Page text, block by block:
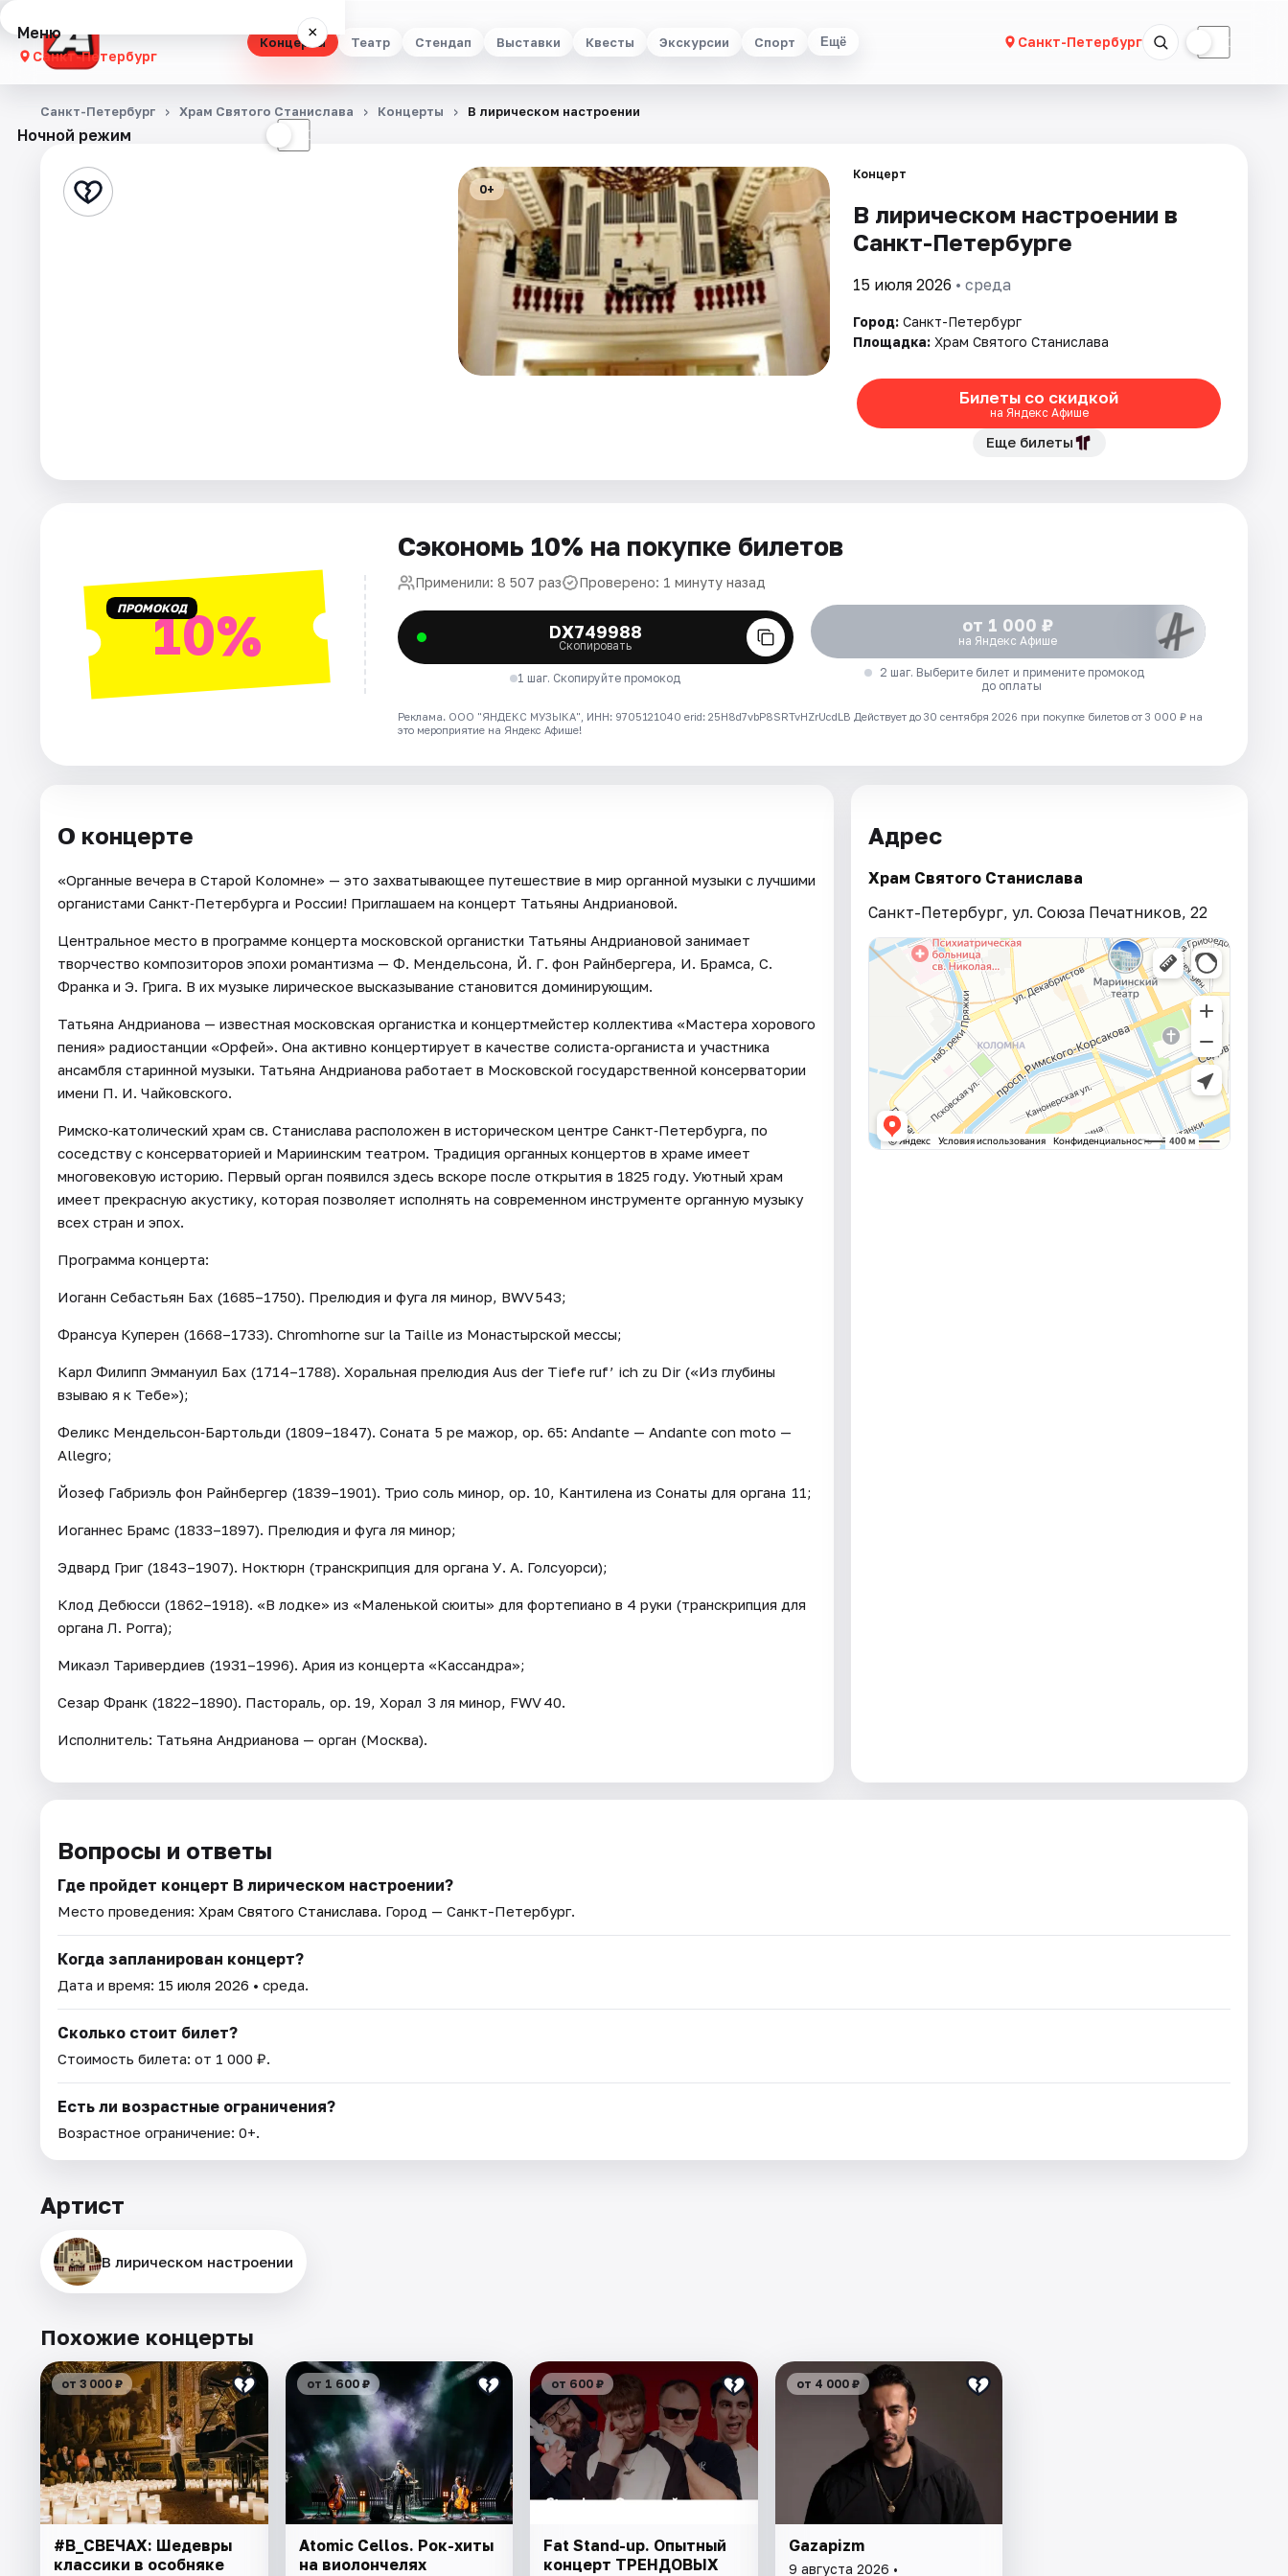
Концерты Театр Стендап Выставки Квесты Экскурсии Спорт Ещё Санкт-Петербург ☾
Меню ×
Санкт-Петербург
Концерты
Стендап
Города
Рейтинги
Ночной режим ☾
Санкт-Петербург Храм Святого Станислава Концерты В лирическом настроении
0+
Концерт
В лирическом настроении в
Санкт-Петербурге
15 июля 2026 • среда
Город: Санкт-Петербург
Площадка: Храм Святого Станислава
Билеты со скидкой
на Яндекс Афише
Еще билеты
ПРОМОКОД10%
Сэкономь 10% на покупке билетов
Применили: 8 507 раз Проверено: 1 минуту назад
DX749988
Скопировать
1 шаг. Скопируйте промокод
от 1 000 ₽
на Яндекс Афише
2 шаг. Выберите билет и примените промокод
до оплаты
Реклама. ООО "ЯНДЕКС МУЗЫКА", ИНН: 9705121040 erid: 25H8d7vbP8SRTvHZrUcdLB Действует до 30 сентября 2026 при покупке билетов от 3 000 ₽ на
это мероприятие на Яндекс Афише!
О концерте
«Органные вечера в Старой Коломне» — это захватывающее путешествие в мир органной музыки с лучшими
органистами Санкт‑Петербурга и России! Приглашаем на концерт Татьяны Андриановой.
Центральное место в программе концерта московской органистки Татьяны Андриановой занимает
творчество композиторов эпохи романтизма — Ф. Мендельсона, Й. Г. фон Райнбергера, И. Брамса, С.
Франка и Э. Грига. В их музыке лирическое высказывание становится доминирующим.
Татьяна Андрианова — известная московская органистка и концертмейстер коллектива «Мастера хорового
пения» радиостанции «Орфей». Она активно концертирует в качестве солиста‑органиста и участника
ансамбля старинной музыки. Татьяна Андрианова работает в Московской государственной консерватории
имени П. И. Чайковского.
Римско‑католический храм св. Станислава расположен в историческом центре Санкт‑Петербурга, по
соседству с консерваторией и Мариинским театром. Традиция органных концертов в храме имеет
многовековую историю. Первый орган появился здесь вскоре после открытия в 1825 году. Уютный храм
имеет прекрасную акустику, которая позволяет исполнять на современном инструменте органную музыку
всех стран и эпох.
Программа концерта:
Иоганн Себастьян Бах (1685–1750). Прелюдия и фуга ля минор, BWV 543;
Франсуа Куперен (1668–1733). Chromhorne sur la Taille из Монастырской мессы;
Карл Филипп Эммануил Бах (1714–1788). Хоральная прелюдия Aus der Tiefe ruf’ ich zu Dir («Из глубины
взываю я к Тебе»);
Феликс Мендельсон‑Бартольди (1809–1847). Соната 5 ре мажор, ор. 65: Andante — Andante con moto —
Allegro;
Йозеф Габриэль фон Райнбергер (1839–1901). Трио соль минор, op. 10, Кантилена из Сонаты для органа 11;
Иоганнес Брамс (1833–1897). Прелюдия и фуга ля минор;
Эдвард Григ (1843–1907). Ноктюрн (транскрипция для органа У. А. Голсуорси);
Клод Дебюсси (1862–1918). «В лодке» из «Маленькой сюиты» для фортепиано в 4 руки (транскрипция для
органа Л. Рогга);
Микаэл Таривердиев (1931–1996). Ария из концерта «Кассандра»;
Сезар Франк (1822–1890). Пастораль, ор. 19, Хорал 3 ля минор, FWV 40.
Исполнитель: Татьяна Андрианова — орган (Москва).
Адрес
Храм Святого Станислава
Санкт-Петербург, ул. Союза Печатников, 22
Вопросы и ответы
Где пройдет концерт В лирическом настроении?
Место проведения: Храм Святого Станислава. Город — Санкт-Петербург.
Когда запланирован концерт?
Дата и время: 15 июля 2026 • среда.
Сколько стоит билет?
Стоимость билета: от 1 000 ₽.
Есть ли возрастные ограничения?
Возрастное ограничение: 0+.
Артист
В лирическом настроении
Похожие концерты
от 3 000 ₽
#В_СВЕЧАХ: Шедевры
классики в особняке
от 1 600 ₽
Atomic Cellos. Рок-хиты
на виолончелях
от 600 ₽
Fat Stand-up. Опытный
концерт ТРЕНДОВЫХ
от 4 000 ₽
Gazapizm
9 августа 2026 •